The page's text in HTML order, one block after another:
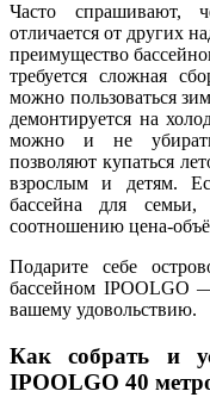
Часто спрашивают,
отличается от других
преимущество
требуется сложная
можно пользоваться
демонтируется на
можно и не
позволяют купаться
взрослым и детям.
бассейна для
соотношению цена-
Подарите себе
бассейном IPOOLGO
вашему удовольствию.
Как собрать и
IPOOLGO 40